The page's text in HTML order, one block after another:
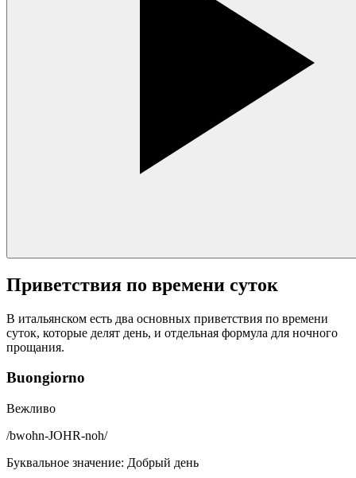
Приветствия по времени суток
В итальянском есть два основных приветствия по времени
суток, которые делят день, и отдельная формула для ночного
прощания.
Buongiorno
Вежливо
/bwohn-JOHR-noh/
Буквальное значение: Добрый день